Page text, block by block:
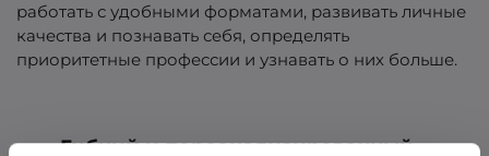
работать с удобными форматами, развивать личные
качества и познавать себя, определять
приоритетные профессии и узнавать о них больше.
Гибкий и персонализированный